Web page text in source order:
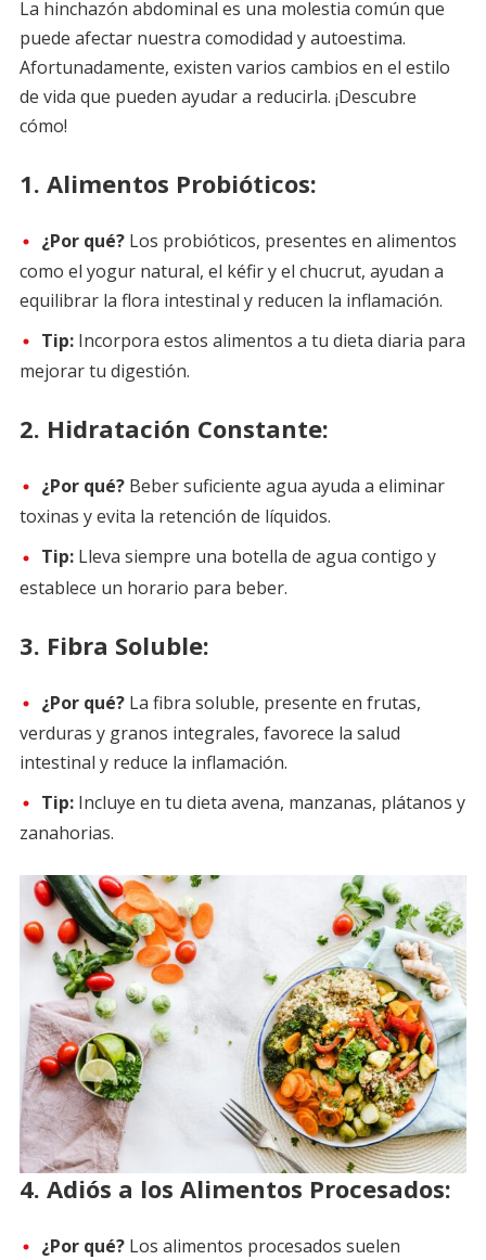
La hinchazón abdominal es una molestia común que
puede afectar nuestra comodidad y autoestima.
Afortunadamente, existen varios cambios en el estilo
de vida que pueden ayudar a reducirla. ¡Descubre
cómo!
1. Alimentos Probióticos:
¿Por qué?Los probióticos, presentes en alimentos
como el yogur natural, el kéfir y el chucrut, ayudan a
equilibrar la flora intestinal y reducen la inflamación.
Tip:Incorpora estos alimentos a tu dieta diaria para
mejorar tu digestión.
2. Hidratación Constante:
¿Por qué?Beber suficiente agua ayuda a eliminar
toxinas y evita la retención de líquidos.
Tip:Lleva siempre una botella de agua contigo y
establece un horario para beber.
3. Fibra Soluble:
¿Por qué?La fibra soluble, presente en frutas,
verduras y granos integrales, favorece la salud
intestinal y reduce la inflamación.
Tip:Incluye en tu dieta avena, manzanas, plátanos y
zanahorias.
4. Adiós a los Alimentos Procesados:
¿Por qué?Los alimentos procesados suelen